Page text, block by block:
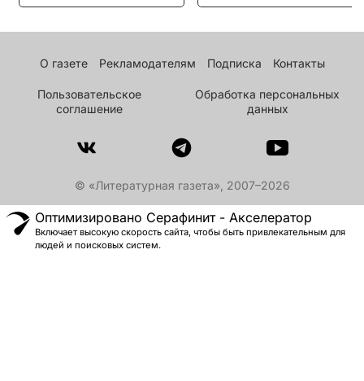
О газете Рекламодателям Подписка Контакты
Пользовательское
соглашение
Обработка персональных
данных
© «Литературная газета», 2007–2026
Оптимизировано Серафинит - Акселератор
Включает высокую скорость сайта, чтобы быть привлекательным для
людей и поисковых систем.